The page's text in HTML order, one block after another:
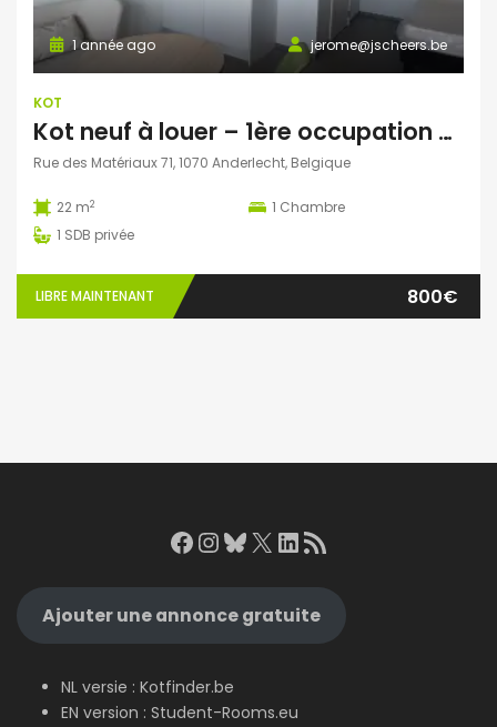
jerome@jscheers.be
1 année ago
KOT
Kot neuf à louer – 1ère occupation – Anderlecht (1070)
Rue des Matériaux 71, 1070 Anderlecht, Belgique
22 m2 1 Chambre
1 SDB privée
LIBRE MAINTENANT 800€
Facebook
Instagram
Bluesky
X LinkedIn
RSS Feed
Ajouter une annonce gratuite
NL versie : Kotfinder.be
EN version : Student-Rooms.eu